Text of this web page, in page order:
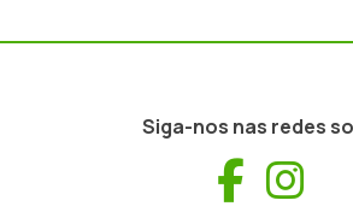
Siga-nos nas redes